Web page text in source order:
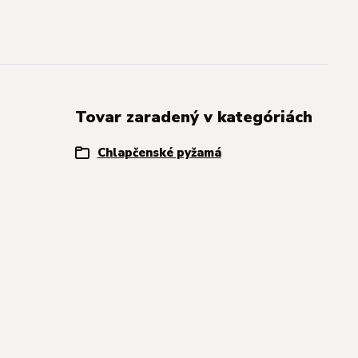
Tovar zaradený v kategóriách
Chlapčenské pyžamá